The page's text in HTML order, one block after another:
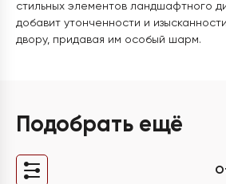
стильных элементов ландшафтного
добавит утонченности и
двору, придавая им особый шарм.
Подобрать ещё